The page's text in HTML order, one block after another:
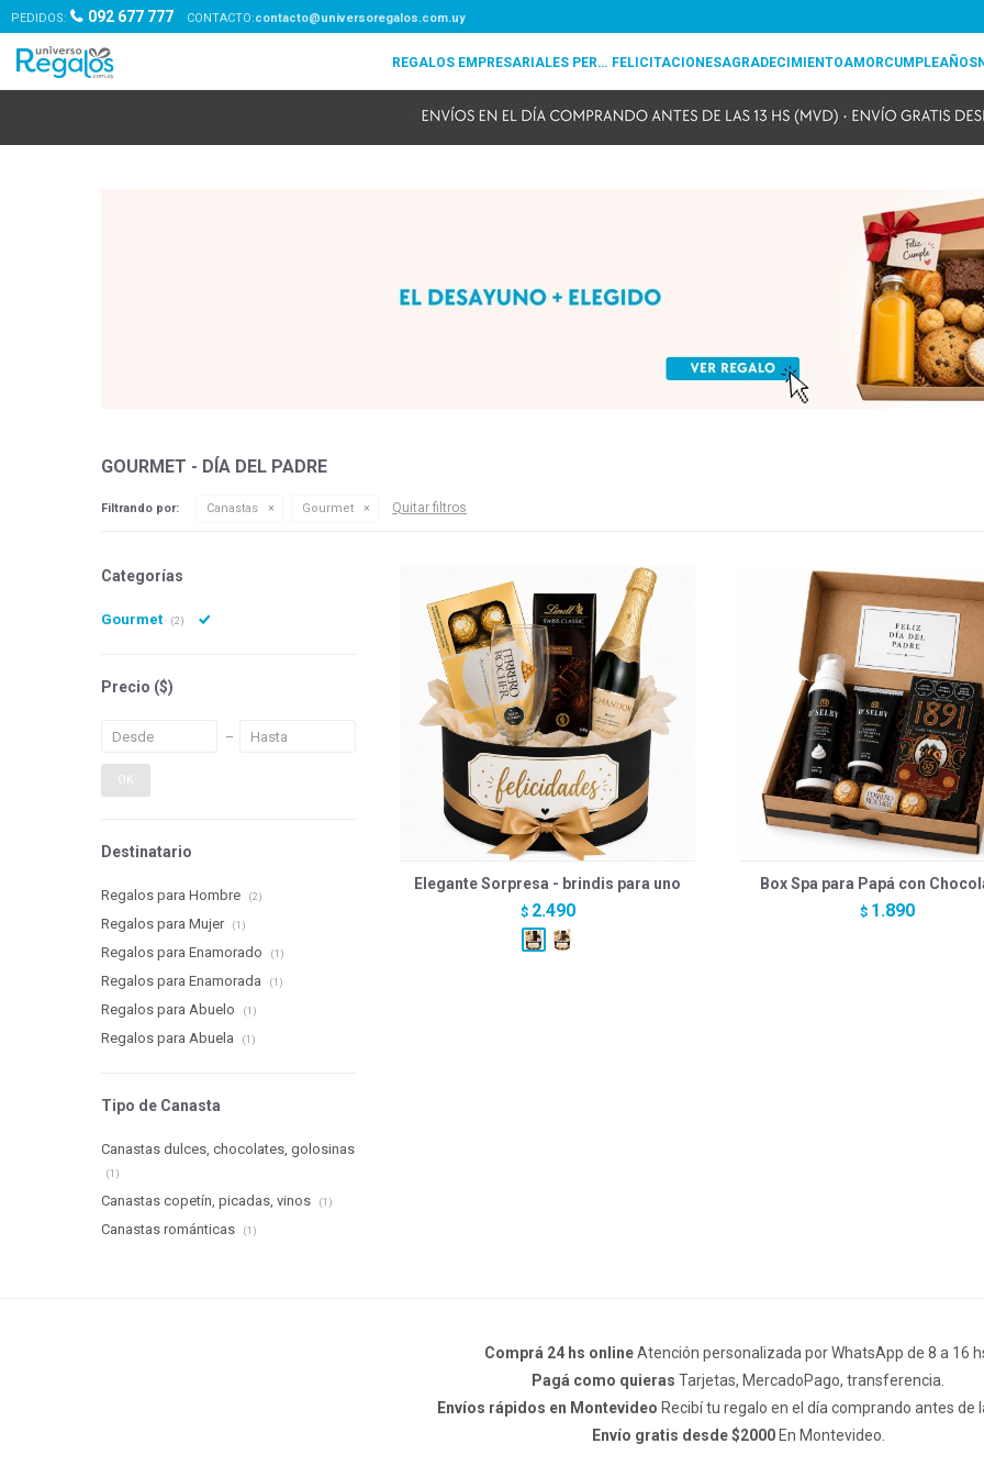
REGALOS EMPRESARIALES PERSONALIZADOS FELICITACIONESAGRADECIMIENTOAMORCUMPLEAÑOS
PEDIDOS: 092 677 777 contacto@universoregalos.com.uy
GOURMET - DÍA DEL PADRE
Filtrando por: Canastas Gourmet Quitar filtros
Elegante Sorpresa - brindis para uno
$ 2.490
Box Spa para Papá con
$ 1.890
Categorías
Gourmet (2)
Precio ($)
OK
Destinatario
Regalos para Hombre (2)
Regalos para Mujer (1)
Regalos para Enamorado (1)
Regalos para Enamorada (1)
Regalos para Abuelo (1)
Regalos para Abuela (1)
Tipo de Canasta
Canastas dulces, chocolates, golosinas
(1)
Canastas copetín, picadas, vinos (1)
Canastas románticas (1)
Comprá 24 hs onlineAtención personalizada por WhatsApp de 8 a 16
Pagá como quieras Tarjetas, MercadoPago, transferencia.
Envíos rápidos en Montevideo Recibí tu regalo en el día comprando antes de
Envío gratis desde $2000En Montevideo.